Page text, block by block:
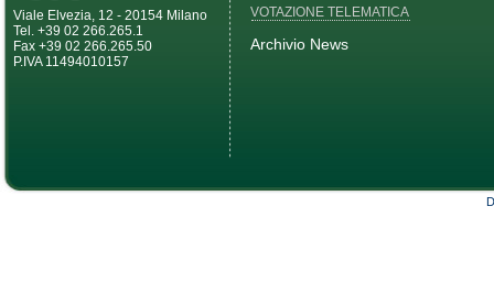
Viale Elvezia, 12 - 20154 Milano
Tel. +39 02 266.265.1
Fax +39 02 266.265.50
P.IVA 11494010157
VOTAZIONE TELEMATICA
Archivio News